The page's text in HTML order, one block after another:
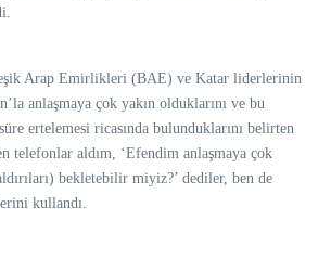
Arap Emirlikleri (BAE) ve Katar liderlerinin
anlaşmaya çok yakın olduklarını ve bu
ertelemesi ricasında bulunduklarını belirten
telefonlar aldım, ‘Efendim anlaşmaya çok
bekletebilir miyiz?’ dediler, ben de
kullandı.